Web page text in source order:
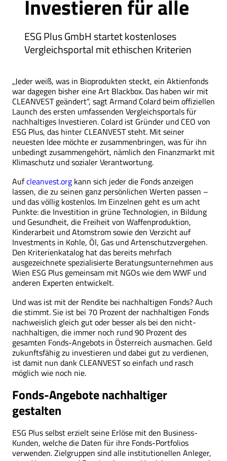
Investieren für alle
ESG Plus GmbH startet kostenloses
Vergleichsportal mit ethischen Kriterien
„Jeder weiß, was in Bioprodukten steckt, ein Aktienfonds
war dagegen bisher eine Art Blackbox. Das haben wir mit
CLEANVEST geändert“, sagt Armand Colard beim offiziellen
Launch des ersten umfassenden Vergleichsportals für
nachhaltiges Investieren. Colard ist Gründer und CEO von
ESG Plus, das hinter CLEANVEST steht. Mit seiner
neuesten Idee möchte er zusammenbringen, was für ihn
unbedingt zusammengehört, nämlich den Finanzmarkt mit
Klimaschutz und sozialer Verantwortung.
Aufcleanvest.org kann sich jeder die Fonds anzeigen
lassen, die zu seinen ganz persönlichen Werten passen –
und das völlig kostenlos. Im Einzelnen geht es um acht
Punkte: die Investition in grüne Technologien, in Bildung
und Gesundheit, die Freiheit von Waffenproduktion,
Kinderarbeit und Atomstrom sowie den Verzicht auf
Investments in Kohle, Öl, Gas und Artenschutzvergehen.
Den Kriterienkatalog hat das bereits mehrfach
ausgezeichnete spezialisierte Beratungsunternehmen aus
Wien ESG Plus gemeinsam mit NGOs wie dem WWF und
anderen Experten entwickelt.
Und was ist mit der Rendite bei nachhaltigen Fonds? Auch
die stimmt. Sie ist bei 70 Prozent der nachhaltigen Fonds
nachweislich gleich gut oder besser als bei den nicht-
nachhaltigen, die immer noch rund 90 Prozent des
gesamten Fonds-Angebots in Österreich ausmachen. Geld
zukunftsfähig zu investieren und dabei gut zu verdienen,
ist damit nun dank CLEANVEST so einfach und rasch
möglich wie noch nie.
Fonds-Angebote nachhaltiger
gestalten
ESG Plus selbst erzielt seine Erlöse mit den Business-
Kunden, welche die Daten für ihre Fonds-Portfolios
verwenden. Zielgruppen sind alle institutionellen Anleger,